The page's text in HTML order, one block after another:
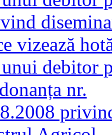
vizează
debitor